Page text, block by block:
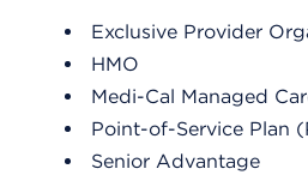
Exclusive Provider
HMO
Medi-Cal Managed
Point-of-Service Plan
Senior Advantage